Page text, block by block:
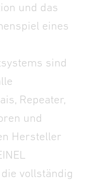
und das
eines
sind
Repeater,
und
Hersteller
vollständig